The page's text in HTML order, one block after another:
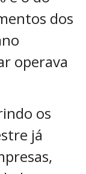
dos
operava
os
já